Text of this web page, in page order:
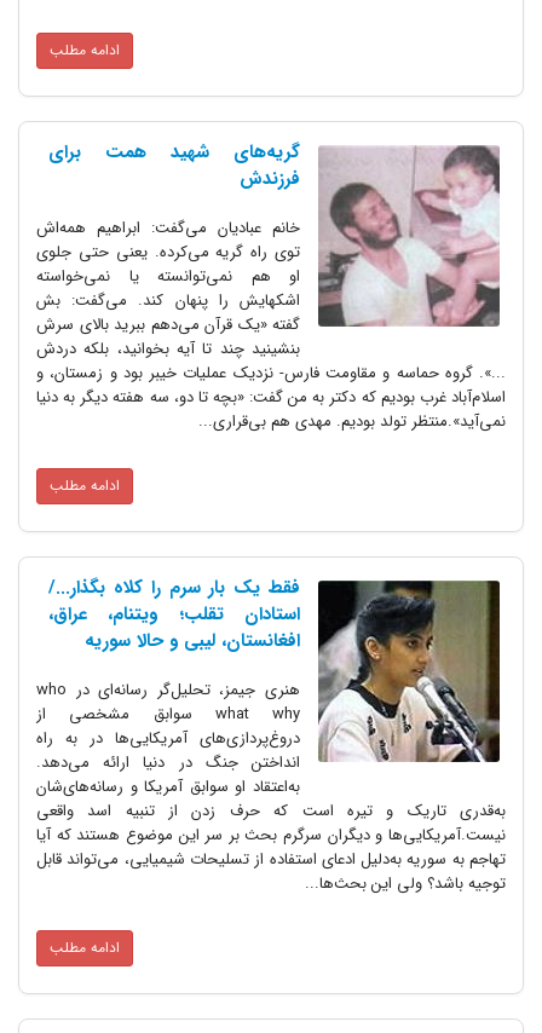
ادامه مطلب
گریه‌‌های شهید همت برای
فرزندش
خانم عبادیان می‌گفت: ابراهیم همه‌اش
توی راه گریه می‌کرده. یعنی حتی جلوی
او هم نمی‌توانسته یا نمی‌خواسته
اشکهایش را پنهان کند. می‌گفت: بش
گفته «یک قرآن می‌دهم ببرید بالای سرش
بنشینید چند تا آیه بخوانید، بلکه دردش
...». گروه حماسه و مقاومت فارس- نزدیک عملیات خیبر بود و زمستان، و
اسلام‌آباد غرب بودیم که دکتر به من گفت: «بچه تا دو، سه هفته دیگر به دنیا
نمی‌آید».منتظر تولد بودیم. مهدی هم بی‌قراری...
ادامه مطلب
فقط یک بار سرم را کلاه بگذار.../
استادان تقلب؛ ویتنام، عراق،
افغانستان، لیبی و حالا سوریه
هنری جیمز، تحلیل‌گر رسانه‌ای در who
what why سوابق مشخصی از
دروغ‌پردازی‌های آمریکایی‌ها در به راه
انداختن جنگ در دنیا ارائه می‌دهد.
به‌اعتقاد او سوابق آمریکا و رسانه‌های‌شان
به‌قدری تاریک و تیره است که حرف زدن از تنبیه اسد واقعی
نیست.آمریکایی‌ها و دیگران سرگرم بحث بر سر این موضوع هستند که آیا
تهاجم به سوریه به‌دلیل ادعای استفاده از تسلیحات شیمیایی، می‌تواند قابل
توجیه باشد؟ ولی این بحث‌ها...
ادامه مطلب